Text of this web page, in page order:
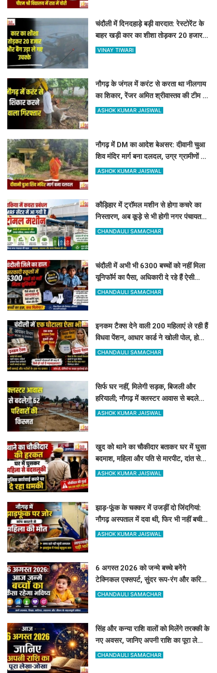
चंदौली में दिनदहाड़े बड़ी वारदात: रेस्टोरेंट के
बाहर खड़ी कार का शीशा तोड़कर 20 हजार
और बैग उड़ा ले गए उचक्के
VINAY TIWARI
नौगढ़ के जंगल में करंट से करता था नीलगाय
का शिकार, रेंजर अमित श्रीवास्तव की टीम ने
ऐसे दबोचा
ASHOK KUMAR JAISWAL
नौगढ़ में DM का आदेश बेअसर: दीवानी चुआ
शिव मंदिर मार्ग बना दलदल, उग्र ग्रामीणों ने
दी चक्का जाम की चेतावनी
ASHOK KUMAR JAISWAL
कौड़िहार में ट्रॉमल मशीन से होगा कचरे का
निस्तारण, अब कूड़े से भी होगी नगर पंचायत
की बंपर कमाई
CHANDAULI SAMACHAR
चंदौली में अभी भी 6300 बच्चों को नहीं मिला
यूनिफॉर्म का पैसा, अधिकारी दे रहे हैं ऐसी
दलील
CHANDAULI SAMACHAR
इनकम टैक्स देने वाली 200 महिलाएं ले रही हैं
विधवा पेंशन, आधार कार्ड ने खोली पोल, होगी
रिकवरी
CHANDAULI SAMACHAR
सिर्फ घर नहीं, मिलेगी सड़क, बिजली और
हरियाली; नौगढ़ में क्लस्टर आवास से बदलेगी
62 परिवारों की किस्मत
ASHOK KUMAR JAISWAL
खुद को थाने का चौकीदार बताकर घर में घुसा
बदमाश, महिला और पति से मारपीट, दांत से
काटा
ASHOK KUMAR JAISWAL
झाड़-फूंक के चक्कर में उजड़ीं दो जिंदगियां:
नौगढ़ अस्पताल में दवा थी, फिर भी नहीं बची
गर्भवती की जान
ASHOK KUMAR JAISWAL
6 अगस्त 2026 को जन्मे बच्चे बनेंगे
टेक्निकल एक्सपर्ट, सुंदर रूप-रंग और करियर
में मिलेगी शानदार सफलता
CHANDAULI SAMACHAR
सिंह और कन्या राशि वालों को मिलेंगे तरक्की के
नए अवसर, जानिए अपनी राशि का पूरा लेखा-
जोखा
CHANDAULI SAMACHAR